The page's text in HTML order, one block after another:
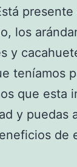
los
y
teníamos
que esta
y puedas
de